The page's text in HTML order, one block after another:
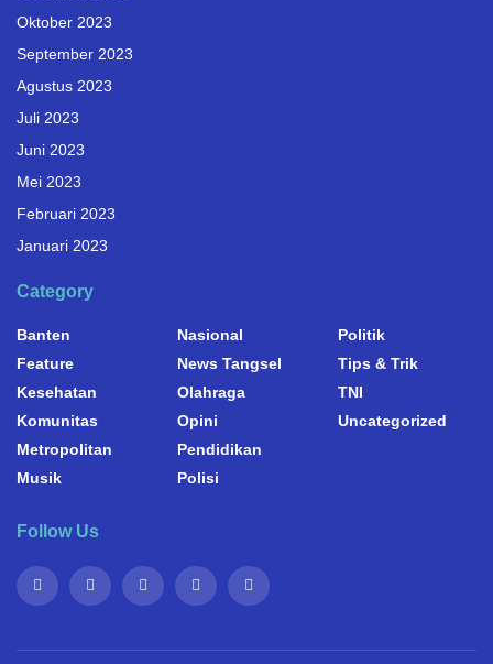
Oktober 2023
September 2023
Agustus 2023
Juli 2023
Juni 2023
Mei 2023
Februari 2023
Januari 2023
Category
Banten
Feature
Kesehatan
Komunitas
Metropolitan
Musik
Nasional
News Tangsel
Olahraga
Opini
Pendidikan
Polisi
Politik
Tips & Trik
TNI
Uncategorized
Follow Us